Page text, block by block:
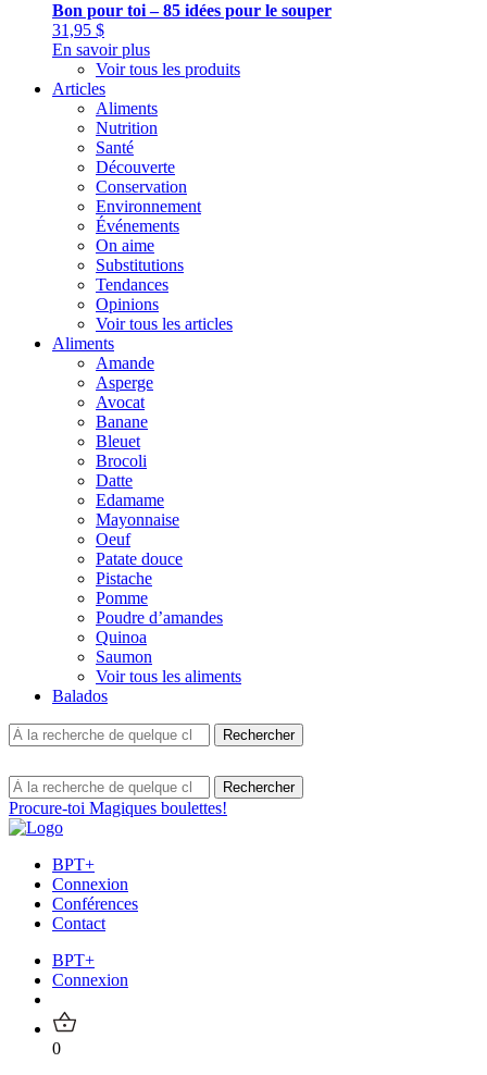
Bon pour toi – 85 idées pour le souper
31,95 $
En savoir plus
Voir tous les produits
Articles
Aliments
Nutrition
Santé
Découverte
Conservation
Environnement
Événements
On aime
Substitutions
Tendances
Opinions
Voir tous les articles
Aliments
Amande
Asperge
Avocat
Banane
Bleuet
Brocoli
Datte
Edamame
Mayonnaise
Oeuf
Patate douce
Pistache
Pomme
Poudre d’amandes
Quinoa
Saumon
Voir tous les aliments
Balados
Procure-toi Magiques boulettes!
BPT+
Connexion
Conférences
Contact
BPT+
Connexion
0